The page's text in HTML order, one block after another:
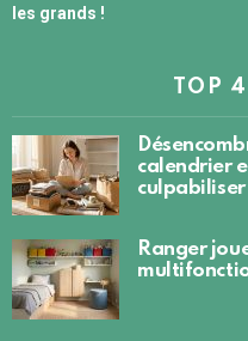
les grands !
TOP
calendrier
culpabiliser
Ranger